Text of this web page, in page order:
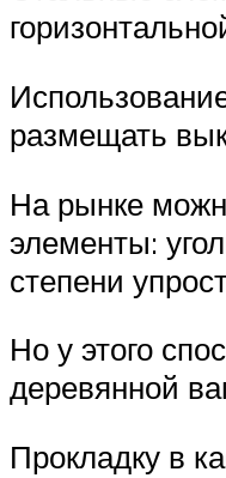
размещать
На рынке
элементы:
степени
Но у этого
деревянной
Прокладку в